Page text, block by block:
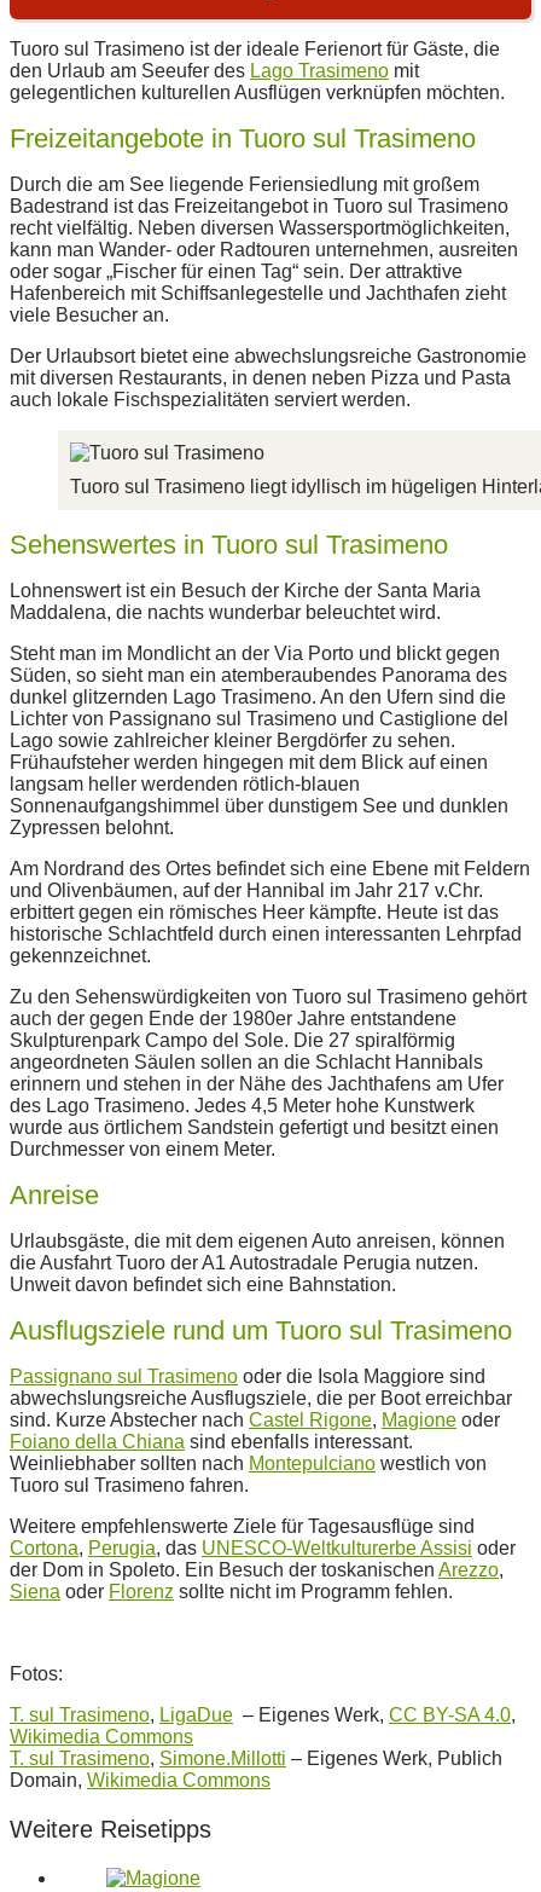
Tuoro sul Trasimeno ist der ideale Ferienort für Gäste, die
den Urlaub am Seeufer des Lago Trasimeno mit
gelegentlichen kulturellen Ausflügen verknüpfen möchten.
Freizeitangebote in Tuoro sul Trasimeno
Durch die am See liegende Feriensiedlung mit großem
Badestrand ist das Freizeitangebot in Tuoro sul Trasimeno
recht vielfältig. Neben diversen Wassersportmöglichkeiten,
kann man Wander- oder Radtouren unternehmen, ausreiten
oder sogar „Fischer für einen Tag“ sein. Der attraktive
Hafenbereich mit Schiffsanlegestelle und Jachthafen zieht
viele Besucher an.
Der Urlaubsort bietet eine abwechslungsreiche Gastronomie
mit diversen Restaurants, in denen neben Pizza und Pasta
auch lokale Fischspezialitäten serviert werden.
Tuoro sul Trasimeno liegt idyllisch im hügeligen
Sehenswertes in Tuoro sul Trasimeno
Lohnenswert ist ein Besuch der Kirche der Santa Maria
Maddalena, die nachts wunderbar beleuchtet wird.
Steht man im Mondlicht an der Via Porto und blickt gegen
Süden, so sieht man ein atemberaubendes Panorama des
dunkel glitzernden Lago Trasimeno. An den Ufern sind die
Lichter von Passignano sul Trasimeno und Castiglione del
Lago sowie zahlreicher kleiner Bergdörfer zu sehen.
Frühaufsteher werden hingegen mit dem Blick auf einen
langsam heller werdenden rötlich-blauen
Sonnenaufgangshimmel über dunstigem See und dunklen
Zypressen belohnt.
Am Nordrand des Ortes befindet sich eine Ebene mit Feldern
und Olivenbäumen, auf der Hannibal im Jahr 217 v.Chr.
erbittert gegen ein römisches Heer kämpfte. Heute ist das
historische Schlachtfeld durch einen interessanten Lehrpfad
gekennzeichnet.
Zu den Sehenswürdigkeiten von Tuoro sul Trasimeno gehört
auch der gegen Ende der 1980er Jahre entstandene
Skulpturenpark Campo del Sole. Die 27 spiralförmig
angeordneten Säulen sollen an die Schlacht Hannibals
erinnern und stehen in der Nähe des Jachthafens am Ufer
des Lago Trasimeno. Jedes 4,5 Meter hohe Kunstwerk
wurde aus örtlichem Sandstein gefertigt und besitzt einen
Durchmesser von einem Meter.
Anreise
Urlaubsgäste, die mit dem eigenen Auto anreisen, können
die Ausfahrt Tuoro der A1 Autostradale Perugia nutzen.
Unweit davon befindet sich eine Bahnstation.
Ausflugsziele rund um Tuoro sul Trasimeno
Passignano sul Trasimeno oder die Isola Maggiore sind
abwechslungsreiche Ausflugsziele, die per Boot erreichbar
sind. Kurze Abstecher nach Castel Rigone, Magione oder
Foiano della Chiana sind ebenfalls interessant.
Weinliebhaber sollten nach Montepulciano westlich von
Tuoro sul Trasimeno fahren.
Weitere empfehlenswerte Ziele für Tagesausflüge sind
Cortona, Perugia, das UNESCO-Weltkulturerbe Assisi oder
der Dom in Spoleto. Ein Besuch der toskanischen Arezzo,
Siena oder Florenz sollte nicht im Programm fehlen.
Fotos:
T. sul Trasimeno, LigaDue – Eigenes Werk, CC BY-SA 4.0,
Wikimedia Commons
T. sul Trasimeno, Simone.Millotti – Eigenes Werk, Publich
Domain, Wikimedia Commons
Weitere Reisetipps